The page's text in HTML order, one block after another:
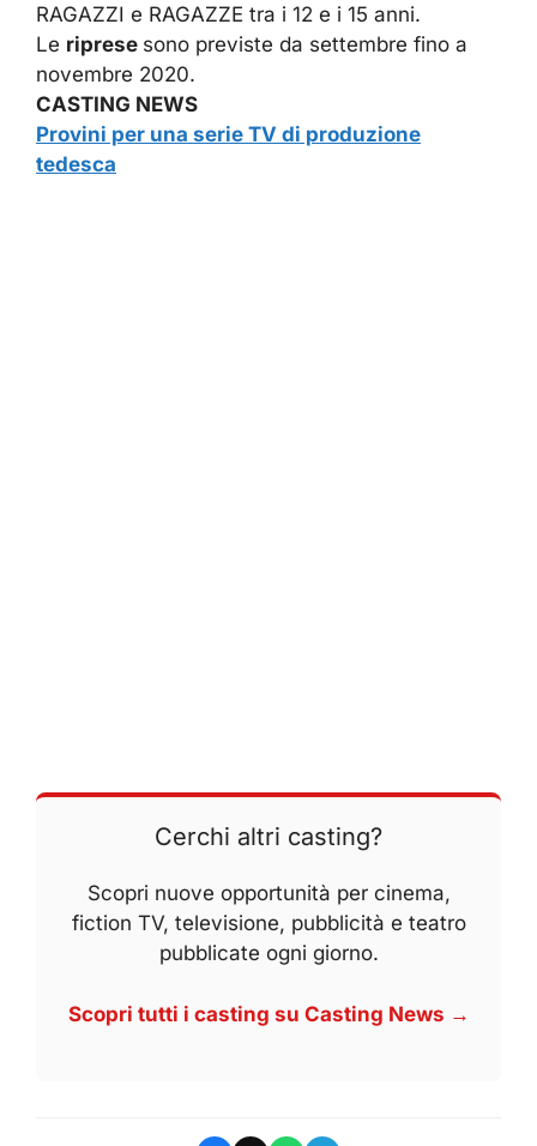
RAGAZZI e RAGAZZE tra i 12 e i 15 anni.
Le riprese sono previste da settembre fino a
novembre 2020.
CASTING NEWS
Provini per una serie TV di produzione
tedesca
Cerchi altri casting?
Scopri nuove opportunità per cinema,
fiction TV, televisione, pubblicità e teatro
pubblicate ogni giorno.
Scopri tutti i casting su Casting News →